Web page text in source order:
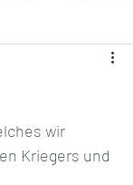
wir
Kriegers und